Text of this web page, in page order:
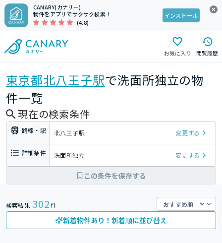
CANARY(カナリー)
物件をアプリでサクサク検索！
(4.8)
インストール
お気に入り 閲覧履歴
東京都北八王子駅で洗面所独立の物
件一覧
現在の検索条件
路線・駅 北八王子駅 変更する
詳細条件 洗面所独立 変更する
この条件を保存する
検索結果 302件
新着物件あり！新着順に並び替え